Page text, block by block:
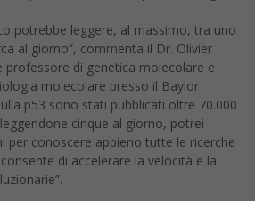
potrebbe leggere, al massimo, tra uno
al giorno”, commenta il Dr. Olivier
professore di genetica molecolare e
molecolare presso il Baylor
p53 sono stati pubblicati oltre 70.000
cinque al giorno, potrei
per conoscere appieno tutte le ricerche
di accelerare la velocità e la